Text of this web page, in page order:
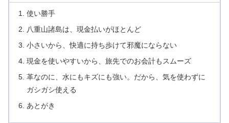
使い勝手
八重山諸島は、現金払いがほとんど
小さいから、快適に持ち歩けて邪魔にならない
現金を使いやすいから、旅先でのお会計もスムーズ
革なのに、水にもキズにも強い。だから、気を使わずに
ガシガシ使える
あとがき